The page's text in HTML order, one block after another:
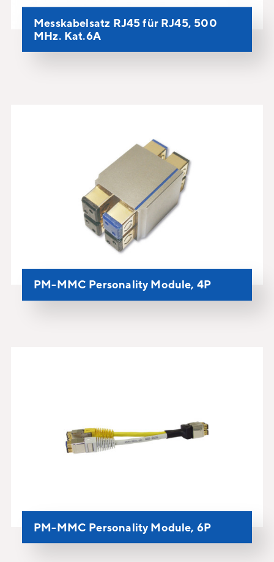
Messkabelsatz RJ45 für RJ45, 500
MHz. Kat.6A
PM-MMC Personality Module, 4P
PM-MMC Personality Module, 6P